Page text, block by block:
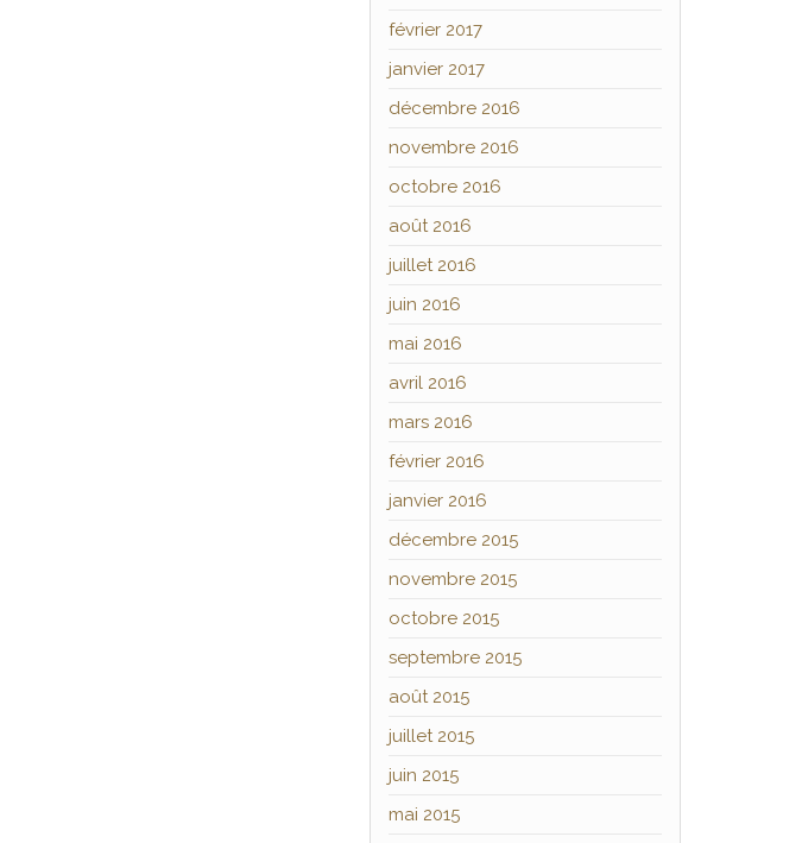
février 2017
janvier 2017
décembre 2016
novembre 2016
octobre 2016
août 2016
juillet 2016
juin 2016
mai 2016
avril 2016
mars 2016
février 2016
janvier 2016
décembre 2015
novembre 2015
octobre 2015
septembre 2015
août 2015
juillet 2015
juin 2015
mai 2015